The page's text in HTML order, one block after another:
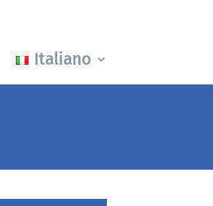
Italiano